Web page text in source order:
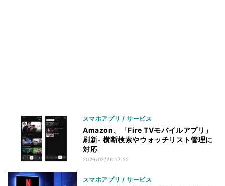
スマホアプリ / サービス
Amazon、「Fire TVモバイルアプリ」
刷新- 横断検索やウォッチリスト管理に
対応
2026/02/26 17:22
スマホアプリ / サービス